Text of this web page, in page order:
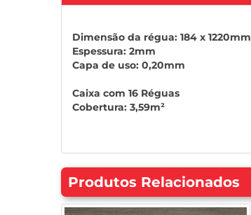
Dimensão da régua: 184 x 1220mm
Espessura: 2mm
Capa de uso: 0,20mm
Caixa com 16 Réguas
Cobertura: 3,59m²
Produtos Relacionados